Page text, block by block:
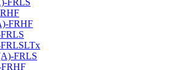
FRLS
FRHF
FRLS